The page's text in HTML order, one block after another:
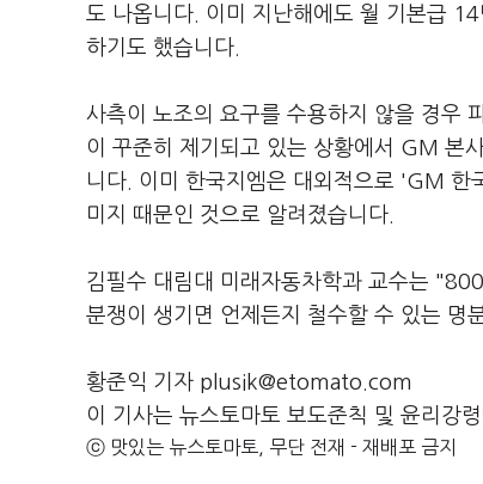
도 나옵니다. 이미 지난해에도 월 기본급
하기도 했습니다.
사측이 노조의 요구를 수용하지 않을 경우
이 꾸준히 제기되고 있는 상황에서 GM 본
니다. 이미 한국지엠은 대외적으로 'GM 한
미지 때문인 것으로 알려졌습니다.
김필수 대림대 미래자동차학과 교수는
분쟁이 생기면 언제든지 철수할 수 있는 명
황준익 기자 plusik@etomato.com
이 기사는 뉴스토마토 보도준칙 및 윤리강
ⓒ 맛있는 뉴스토마토, 무단 전재 - 재배포 금지